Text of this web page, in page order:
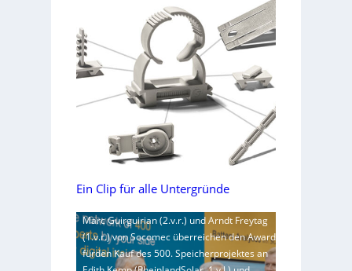
Ein Clip für alle Untergründe
Marc Guirguirian (2.v.r.) und Arndt Freytag
(1.v.r.) von Socomec überreichen den Award
fürden Kauf des 500. Speicherprojektes an